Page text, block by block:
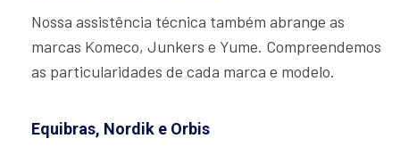
Nossa assistência técnica também abrange as
marcas Komeco, Junkers e Yume. Compreendemos
as particularidades de cada marca e modelo.
Equibras, Nordik e Orbis